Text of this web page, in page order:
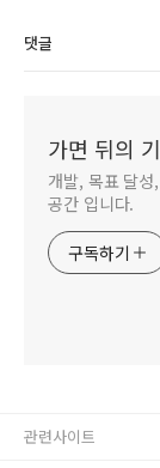
댓글
가면 뒤의
개발, 목표 달
공간 입니다.
구독하기
관련사이트